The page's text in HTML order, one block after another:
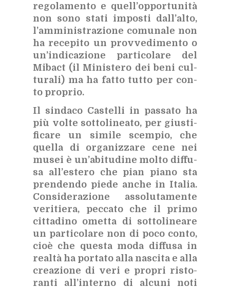
re­go­la­men­to e quel­l’op­por­tu­ni­tà
non sono sta­ti im­po­sti dal­l’al­to,
l’am­mi­ni­stra­zio­ne co­mu­na­le non
ha re­ce­pi­to un prov­ve­di­men­to o
un’in­di­ca­zio­ne par­ti­co­la­re del
Mi­bact (il Mi­ni­ste­ro dei beni cul­
tu­ra­li) ma ha fat­to tut­to per con­
to pro­prio.
Il sin­da­co Ca­stel­li in pas­sa­to ha
più vol­te sot­to­li­nea­to, per giu­sti­
fi­ca­re un si­mi­le scem­pio, che
quel­la di or­ga­niz­za­re cene nei
mu­sei è un’a­bi­tu­di­ne mol­to dif­fu­
sa al­l’e­ste­ro che pian pia­no sta
pren­den­do pie­de an­che in Ita­lia.
Con­si­de­ra­zio­ne as­so­lu­ta­men­te
ve­ri­tie­ra, pec­ca­to che il pri­mo
cit­ta­di­no omet­ta di sot­to­li­nea­re
un par­ti­co­la­re non di poco con­to,
cioè che que­sta moda dif­fu­sa in
real­tà ha por­ta­to alla na­sci­ta e alla
crea­zio­ne di veri e pro­pri ri­sto­
ran­ti al­l’in­ter­no di al­cu­ni noti